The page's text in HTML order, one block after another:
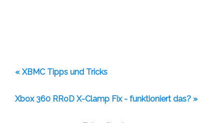
« XBMC Tipps und Tricks
Xbox 360 RRoD X-Clamp Fix - funktioniert das? »